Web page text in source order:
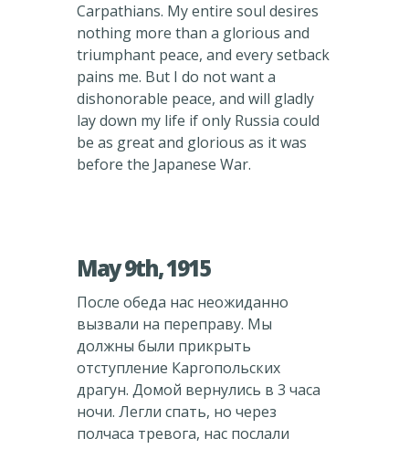
Carpathians. My entire soul desires
nothing more than a glorious and
triumphant peace, and every setback
pains me. But I do not want a
dishonorable peace, and will gladly
lay down my life if only Russia could
be as great and glorious as it was
before the Japanese War.
May 9th, 1915
После обеда нас неожиданно
вызвали на переправу. Мы
должны были прикрыть
отступление Каргопольских
драгун. Домой вернулись в 3 часа
ночи. Легли спать, но через
полчаса тревога, нас послали